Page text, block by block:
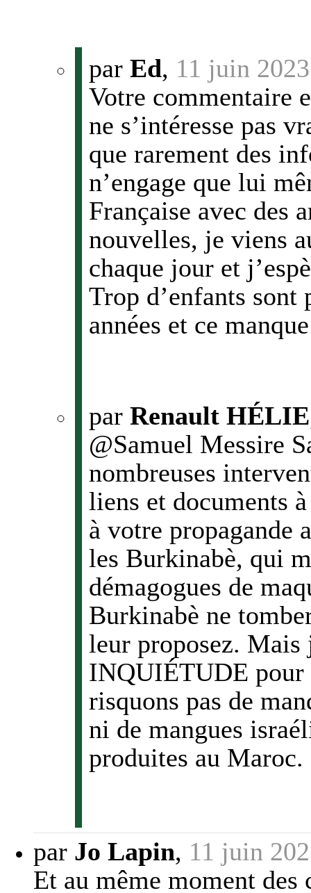
par Ed, 11 juin
Votre commentaire
ne s’intéresse pas
que rarement des
n’engage que lui
Française avec des
nouvelles, je viens
chaque jour et
Trop d’enfants
années et ce
par Renault HÉLIE
@Samuel Messire
nombreuses
liens et documents
à votre propagande
les Burkinabè, qui
démagogues de
Burkinabè ne
leur proposez.
INQUIÉTUDE pour
risquons pas de
ni de mangues
produites au Maroc.
par Jo Lapin, 11 juin
Et au même moment